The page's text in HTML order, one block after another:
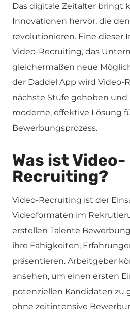
Das digitale Zeitalter bringt
Innovationen hervor, die
revolutionieren. Eine dieser
Video-Recruiting, das
gleichermaßen neue
der Daddel App wird Video-
nächste Stufe gehoben
moderne, effektive Lösung
Bewerbungsprozess.
Was ist Video-
Recruiting?
Video-Recruiting ist der
Videoformaten im
erstellen Talente
ihre Fähigkeiten,
präsentieren. Arbeitgeber
ansehen, um einen ersten
potenziellen Kandidaten zu
ohne zeitintensive